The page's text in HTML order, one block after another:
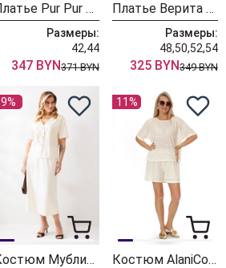
Платье Pur Pur 11-362-1
Размеры:
42,44
347 BYN371 BYN
Платье Верита 2469
Размеры:
48,50,52,54
325 BYN349 BYN
9%
Костюм Мублиз 334 молочный
11%
Костюм AlaniCollection 2571 молочный